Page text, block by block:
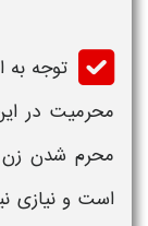
توجه به
محرمیت در
محرم شدن زن
است و نیازی